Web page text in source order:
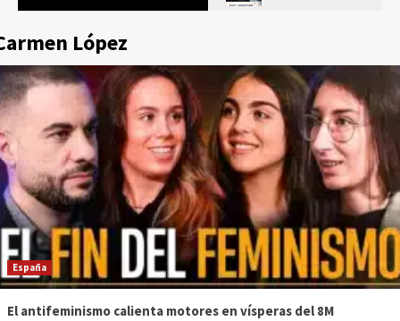
López
España
El antifeminismo calienta motores en vísperas del 8M